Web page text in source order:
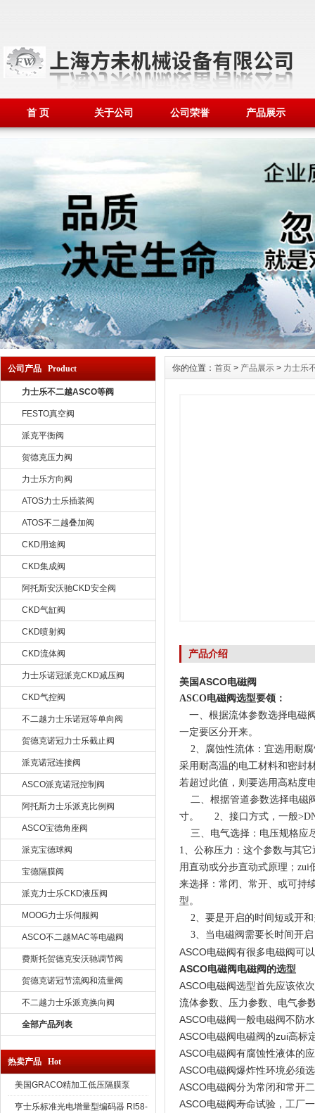
首 页 关于公司 公司荣誉 产品展示
公司产品 Product
力士乐不二越ASCO等阀
FESTO真空阀
派克平衡阀
贺德克压力阀
力士乐方向阀
ATOS力士乐插装阀
ATOS不二越叠加阀
CKD用途阀
CKD集成阀
阿托斯安沃驰CKD安全阀
CKD气缸阀
CKD喷射阀
CKD流体阀
力士乐诺冠派克CKD减压阀
CKD气控阀
不二越力士乐诺冠等单向阀
贺德克诺冠力士乐截止阀
派克诺冠连接阀
ASCO派克诺冠控制阀
阿托斯力士乐派克比例阀
ASCO宝德角座阀
派克宝德球阀
宝德隔膜阀
派克力士乐CKD液压阀
MOOG力士乐伺服阀
ASCO不二越MAC等电磁阀
费斯托贺德克安沃驰调节阀
贺德克诺冠节流阀和流量阀
不二越力士乐派克换向阀
全部产品列表
热卖产品 Hot
美国GRACO精加工低压隔膜泵
亨士乐标准光电增量型编码器 RI58-
你的位置： 首页 > 产品展示 > 力士乐
产品介绍
美国ASCO电磁阀
ASCO电磁阀选型要领：
一、根据流体参数选择电磁
一定要区分开来。
2、腐蚀性流体：宜选用耐
采用耐高温的电工材料和密封
若超过此值，则要选用高粘度
二、根据管道参数选择电磁
寸。 2、接口方式，一般
三、电气选择：电压规格应
1、公称压力：这个参数与其
用直动或分步直动式原理；
来选择：常闭、常开、或可持
型。
2、要是开启的时间短或开
3、当电磁阀需要长时间开启
ASCO电磁阀有很多电磁阀可
ASCO电磁阀电磁阀的选型
ASCO电磁阀选型首先应该依
流体参数、压力参数、电气参
ASCO电磁阀一般电磁阀不防
ASCO电磁阀电磁阀的zui高标
ASCO电磁阀有腐蚀性液体的
ASCO电磁阀爆炸性环境必须
ASCO电磁阀分为常闭和常开
ASCO电磁阀寿命试验，工厂